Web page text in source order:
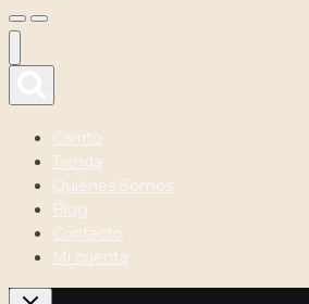
Carrito
Tienda
Quiénes Somos
Blog
Contacto
Mi cuenta